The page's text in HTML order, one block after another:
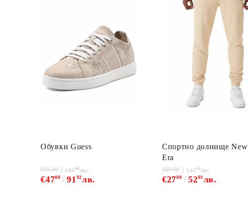
Обувки Guess
€4700 91 92лв.
€95.00 18580лв.
Спортно долнище New
Era
€2700 5281лв.
€60.00 11735лв.